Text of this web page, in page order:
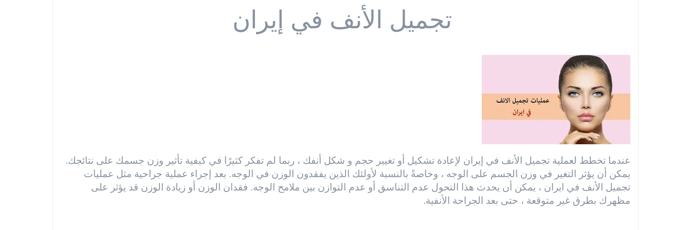
تجميل الأنف في إيران
عندما تخطط لعملية تجميل الأنف في إيران لإعادة تشكيل أو تغيير حجم و شكل أنفك ، ربما لم تفكر كثيرًا في كيفية تأثير وزن جسمك على نتائجك.
يمكن أن يؤثر التغير في وزن الجسم على الوجه ، وخاصةً بالنسبة لأولئك الذين يفقدون الوزن في الوجه. بعد إجراء عملية جراحية مثل عمليات
تجميل الأنف في ايران ، يمكن أن يحدث هذا التحول عدم التناسق أو عدم التوازن بين ملامح الوجه. فقدان الوزن أو زيادة الوزن قد يؤثر على
مظهرك بطرق غير متوقعة ، حتى بعد الجراحة الأنفية.